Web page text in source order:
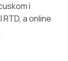
i
a online